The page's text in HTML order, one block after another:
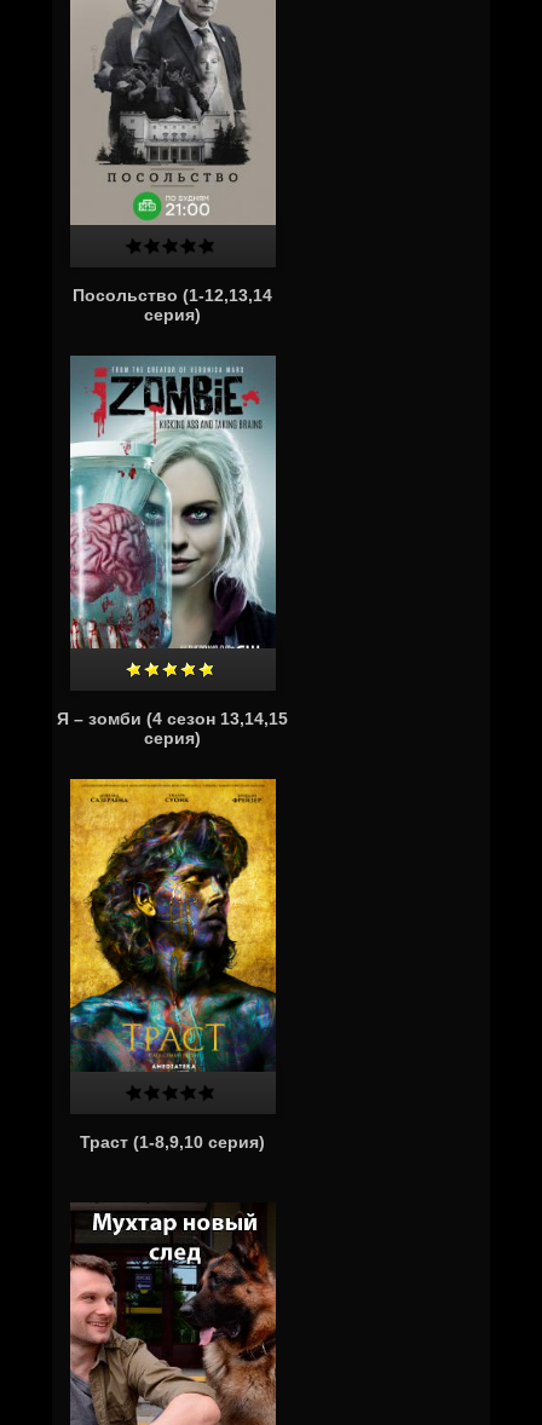
Посольство (1-12,13,14
серия)
Я – зомби (4 сезон 13,14,15
серия)
Траст (1-8,9,10 серия)